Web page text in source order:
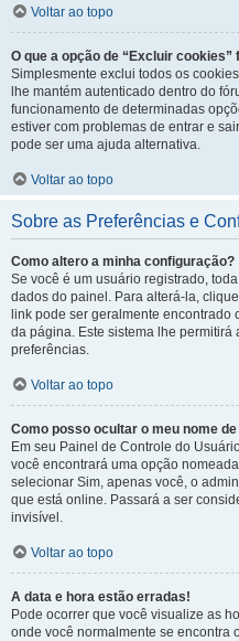
Voltar ao topo
O que a opção de “Excluir cookies”
Simplesmente exclui todos os
lhe mantém autenticado dentro do
funcionamento de determinadas
estiver com problemas de entrar e
pode ser uma ajuda alternativa.
Voltar ao topo
Sobre as Preferências e
Como altero a minha configuração?
Se você é um usuário registrado,
dados do painel. Para alterá-la,
link pode ser geralmente
da página. Este sistema lhe permitirá
preferências.
Voltar ao topo
Como posso ocultar o meu nome
Em seu Painel de Controle do
você encontrará uma opção nomeada
selecionar Sim, apenas você, o
que está online. Passará a ser
invisível.
Voltar ao topo
A data e hora estão erradas!
Pode ocorrer que você visualize as
onde você normalmente se encontra